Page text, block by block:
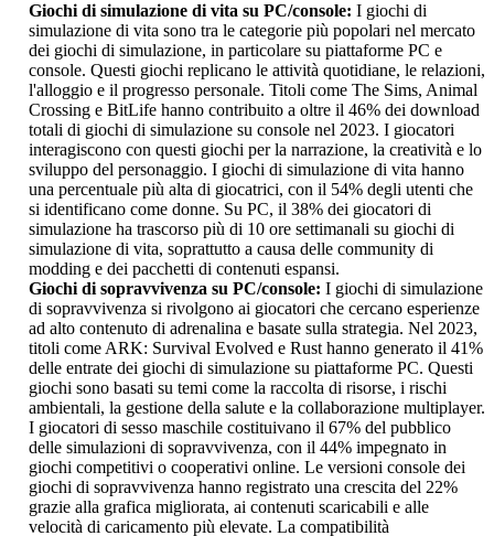
Giochi di simulazione di vita su PC/console: I giochi di
simulazione di vita sono tra le categorie più popolari nel mercato
dei giochi di simulazione, in particolare su piattaforme PC e
console. Questi giochi replicano le attività quotidiane, le relazioni,
l'alloggio e il progresso personale. Titoli come The Sims, Animal
Crossing e BitLife hanno contribuito a oltre il 46% dei download
totali di giochi di simulazione su console nel 2023. I giocatori
interagiscono con questi giochi per la narrazione, la creatività e lo
sviluppo del personaggio. I giochi di simulazione di vita hanno
una percentuale più alta di giocatrici, con il 54% degli utenti che
si identificano come donne. Su PC, il 38% dei giocatori di
simulazione ha trascorso più di 10 ore settimanali su giochi di
simulazione di vita, soprattutto a causa delle community di
modding e dei pacchetti di contenuti espansi.
Giochi di sopravvivenza su PC/console: I giochi di simulazione
di sopravvivenza si rivolgono ai giocatori che cercano esperienze
ad alto contenuto di adrenalina e basate sulla strategia. Nel 2023,
titoli come ARK: Survival Evolved e Rust hanno generato il 41%
delle entrate dei giochi di simulazione su piattaforme PC. Questi
giochi sono basati su temi come la raccolta di risorse, i rischi
ambientali, la gestione della salute e la collaborazione multiplayer.
I giocatori di sesso maschile costituivano il 67% del pubblico
delle simulazioni di sopravvivenza, con il 44% impegnato in
giochi competitivi o cooperativi online. Le versioni console dei
giochi di sopravvivenza hanno registrato una crescita del 22%
grazie alla grafica migliorata, ai contenuti scaricabili e alle
velocità di caricamento più elevate. La compatibilità